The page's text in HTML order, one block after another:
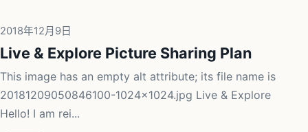
2018年12月9日
Live & Explore Picture Sharing Plan
This image has an empty alt attribute; its file name is
20181209050846100-1024x1024.jpg Live & Explore
Hello! I am rei...